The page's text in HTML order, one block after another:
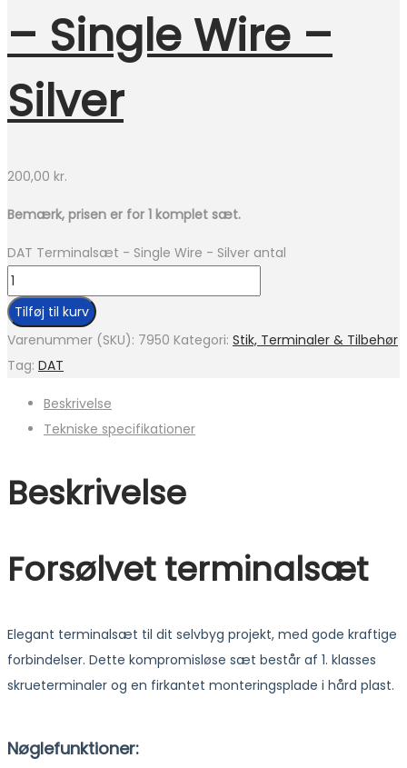
– Single Wire –
Silver
200,00 kr.
Bemærk, prisen er for 1 komplet sæt.
DAT Terminalsæt - Single Wire - Silver antal
Tilføj til kurv
Varenummer (SKU): 7950 Kategori: Stik, Terminaler & Tilbehør
Tag: DAT
Beskrivelse
Tekniske specifikationer
Beskrivelse
Forsølvet terminalsæt
Elegant terminalsæt til dit selvbyg projekt, med gode kraftige
forbindelser. Dette kompromisløse sæt består af 1. klasses
skrueterminaler og en firkantet monteringsplade i hård plast.
Nøglefunktioner: